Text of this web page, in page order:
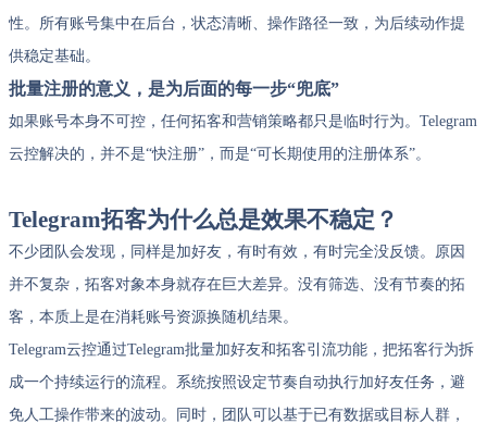
性。所有账号集中在后台，状态清晰、操作路径一致，为后续动作提
供稳定基础。
批量注册的意义，是为后面的每一步“兜底”
如果账号本身不可控，任何拓客和营销策略都只是临时行为。Telegram
云控解决的，并不是“快注册”，而是“可长期使用的注册体系”。
Telegram拓客为什么总是效果不稳定？
不少团队会发现，同样是加好友，有时有效，有时完全没反馈。原因
并不复杂，拓客对象本身就存在巨大差异。没有筛选、没有节奏的拓
客，本质上是在消耗账号资源换随机结果。
Telegram云控通过Telegram批量加好友和拓客引流功能，把拓客行为拆
成一个持续运行的流程。系统按照设定节奏自动执行加好友任务，避
免人工操作带来的波动。同时，团队可以基于已有数据或目标人群，